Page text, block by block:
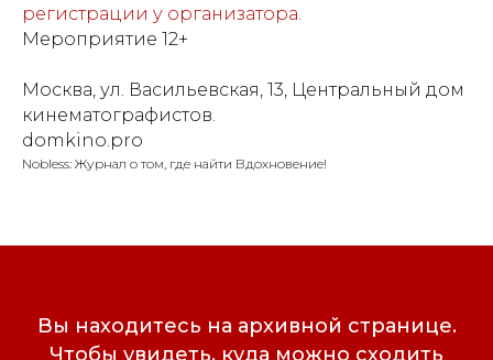
регистрации у организатора.
Мероприятие 12+
Москва, ул. Васильевская, 13, Центральный дом
кинематографистов.
domkino.pro
Nobless: Журнал о том, где найти Вдохновение!
Вы находитесь на архивной странице.
Чтобы увидеть, куда можно сходить